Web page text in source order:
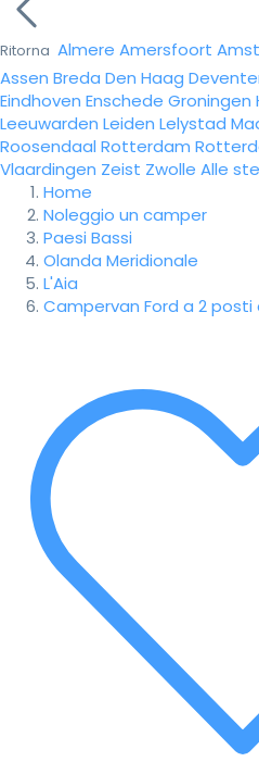
Ritorna Almere Amersfoort
Assen Breda Den Haag
Eindhoven Enschede Groningen
Leeuwarden Leiden Lelystad
Roosendaal Rotterdam
Vlaardingen Zeist Zwolle Alle
Home
Noleggio un camper
Paesi Bassi
Olanda Meridionale
L'Aia
Campervan Ford a 2 posti